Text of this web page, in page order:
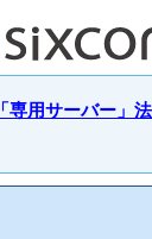
「専用サーバー」